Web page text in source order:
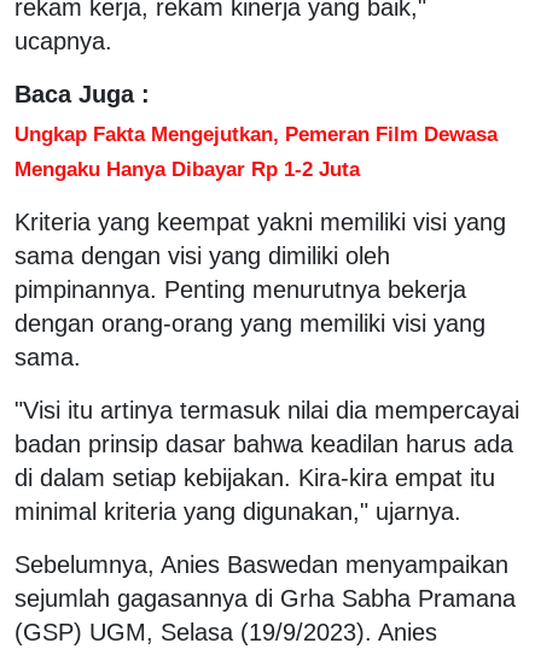
rekam kerja, rekam kinerja yang baik,"
ucapnya.
Baca Juga :
Ungkap Fakta Mengejutkan, Pemeran Film Dewasa
Mengaku Hanya Dibayar Rp 1-2 Juta
Kriteria yang keempat yakni memiliki visi yang
sama dengan visi yang dimiliki oleh
pimpinannya. Penting menurutnya bekerja
dengan orang-orang yang memiliki visi yang
sama.
"Visi itu artinya termasuk nilai dia mempercayai
badan prinsip dasar bahwa keadilan harus ada
di dalam setiap kebijakan. Kira-kira empat itu
minimal kriteria yang digunakan," ujarnya.
Sebelumnya, Anies Baswedan menyampaikan
sejumlah gagasannya di Grha Sabha Pramana
(GSP) UGM, Selasa (19/9/2023). Anies